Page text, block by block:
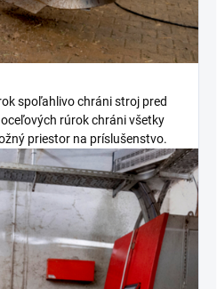
spoľahlivo chráni stroj pred
rúrok chráni všetky
priestor na príslušenstvo.